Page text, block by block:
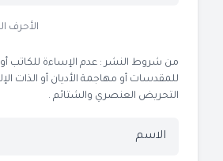
الأحرف
من شروط النشر : عدم الإساءة للكاتب
للمقدسات أو مهاجمة الأديان أو الذات
التحريض العنصري والشتائم .